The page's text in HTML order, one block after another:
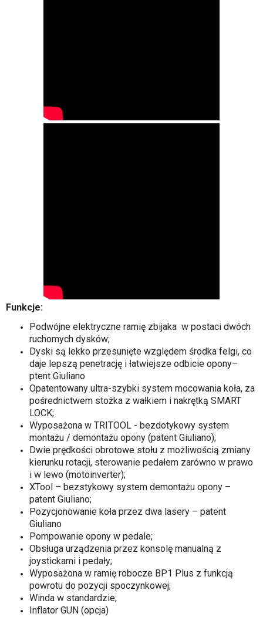
Funkcje:
Podwójne elektryczne ramię zbijaka w postaci dwóch
ruchomych dysków;
Dyski są lekko przesunięte względem środka felgi, co
daje lepszą penetrację i łatwiejsze odbicie opony–
ptent Giuliano
Opatentowany ultra-szybki system mocowania koła, za
pośrednictwem stożka z wałkiem i nakrętką SMART
LOCK;
Wyposażona w TRITOOL - bezdotykowy system
montażu / demontażu opony (patent Giuliano);
Dwie prędkości obrotowe stołu z możliwością zmiany
kierunku rotacji, sterowanie pedałem zarówno w prawo
i w lewo (motoinverter);
XTool – bezstykowy system demontażu opony –
patent Giuliano;
Pozycjonowanie koła przez dwa lasery – patent
Giuliano
Pompowanie opony w pedale;
Obsługa urządzenia przez konsolę manualną z
joystickami i pedały;
Wyposażona w ramię robocze BP1 Plus z funkcją
powrotu do pozycji spoczynkowej;
Winda w standardzie;
Inflator GUN (opcja)